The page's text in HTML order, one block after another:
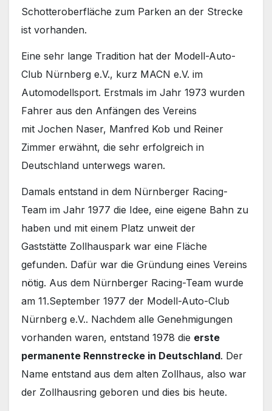
Schotteroberfläche zum Parken an der Strecke
ist vorhanden.
Eine sehr lange Tradition hat der Modell-Auto-
Club Nürnberg e.V., kurz MACN e.V. im
Automodellsport. Erstmals im Jahr 1973 wurden
Fahrer aus den Anfängen des Vereins
mit Jochen Naser, Manfred Kob und Reiner
Zimmer erwähnt, die sehr erfolgreich in
Deutschland unterwegs waren.
Damals entstand in dem Nürnberger Racing-
Team im Jahr 1977 die Idee, eine eigene Bahn zu
haben und mit einem Platz unweit der
Gaststätte Zollhauspark war eine Fläche
gefunden. Dafür war die Gründung eines Vereins
nötig. Aus dem Nürnberger Racing-Team wurde
am 11.September 1977 der Modell-Auto-Club
Nürnberg e.V.. Nachdem alle Genehmigungen
vorhanden waren, entstand 1978 die erste
permanente Rennstrecke in Deutschland. Der
Name entstand aus dem alten Zollhaus, also war
der Zollhausring geboren und dies bis heute.